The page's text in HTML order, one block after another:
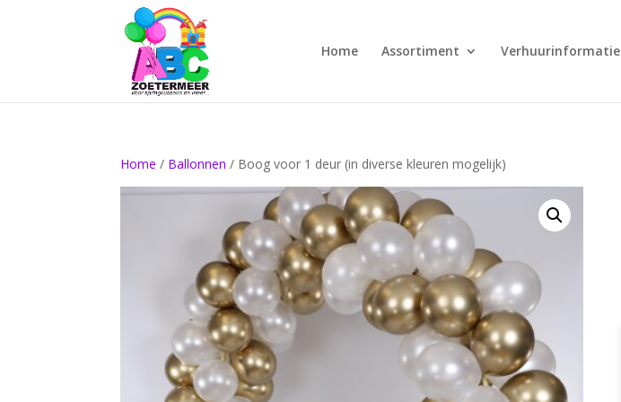
Home Assortiment Verhuurinformatie
Home / Ballonnen / Boog voor 1 deur (in diverse kleuren mogelijk)